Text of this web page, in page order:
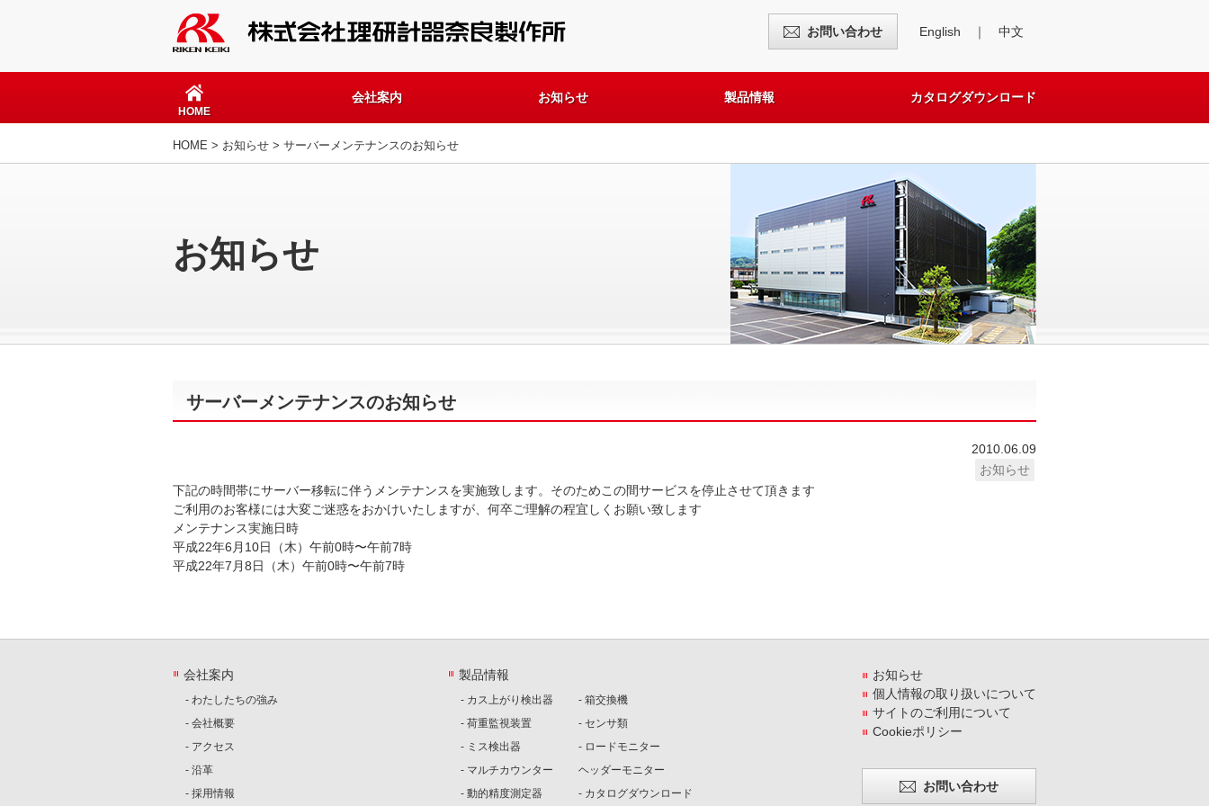
お問い合わせ English ｜ 中文
HOME
会社案内 お知らせ 製品情報 カタログダウンロード
HOME > お知らせ > サーバーメンテナンスのお知らせ
お知らせ
サーバーメンテナンスのお知らせ
2010.06.09
お知らせ
下記の時間帯にサーバー移転に伴うメンテナンスを実施致します。そのためこの間サービスを停止させて頂きます
ご利用のお客様には大変ご迷惑をおかけいたしますが、何卒ご理解の程宜しくお願い致します
メンテナンス実施日時
平成22年6月10日（木）午前0時〜午前7時
平成22年7月8日（木）午前0時〜午前7時
会社案内
- わたしたちの強み
- 会社概要
- アクセス
- 沿革
- 採用情報
製品情報
- カス上がり検出器
- 荷重監視装置
- ミス検出器
- マルチカウンター
- 動的精度測定器
- 箱交換機
- センサ類
- ロードモニター
ヘッダーモニター
- カタログダウンロード
お知らせ
個人情報の取り扱いについて
サイトのご利用について
Cookieポリシー
お問い合わせ